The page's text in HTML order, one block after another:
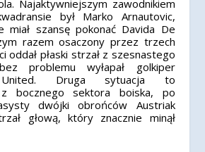
Najaktywniejszym zawodnikiem
był Marko Arnautovic,
miał szansę pokonać Davida De
razem osaczony przez trzech
oddał płaski strzał z szesnastego
problemu wyłapał golkiper
United. Druga sytuacja to
z bocznego sektora boiska, po
dwójki obrońców Austriak
głową, który znacznie minął